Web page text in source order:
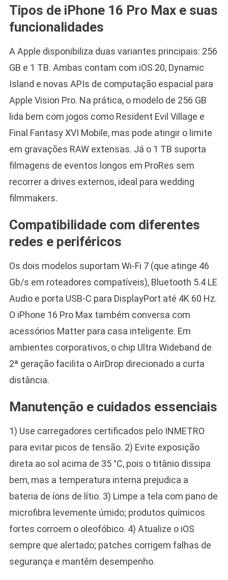
Tipos de iPhone 16 Pro Max e suas
funcionalidades
A Apple disponibiliza duas variantes principais: 256
GB e 1 TB. Ambas contam com iOS 20, Dynamic
Island e novas APIs de computação espacial para
Apple Vision Pro. Na prática, o modelo de 256 GB
lida bem com jogos como Resident Evil Village e
Final Fantasy XVI Mobile, mas pode atingir o limite
em gravações RAW extensas. Já o 1 TB suporta
filmagens de eventos longos em ProRes sem
recorrer a drives externos, ideal para wedding
filmmakers.
Compatibilidade com diferentes
redes e periféricos
Os dois modelos suportam Wi-Fi 7 (que atinge 46
Gb/s em roteadores compatíveis), Bluetooth 5.4 LE
Audio e porta USB-C para DisplayPort até 4K 60 Hz.
O iPhone 16 Pro Max também conversa com
acessórios Matter para casa inteligente. Em
ambientes corporativos, o chip Ultra Wideband de
2ª geração facilita o AirDrop direcionado a curta
distância.
Manutenção e cuidados essenciais
1) Use carregadores certificados pelo INMETRO
para evitar picos de tensão. 2) Evite exposição
direta ao sol acima de 35 °C, pois o titânio dissipa
bem, mas a temperatura interna prejudica a
bateria de íons de lítio. 3) Limpe a tela com pano de
microfibra levemente úmido; produtos químicos
fortes corroem o oleofóbico. 4) Atualize o iOS
sempre que alertado; patches corrigem falhas de
segurança e mantêm desempenho.